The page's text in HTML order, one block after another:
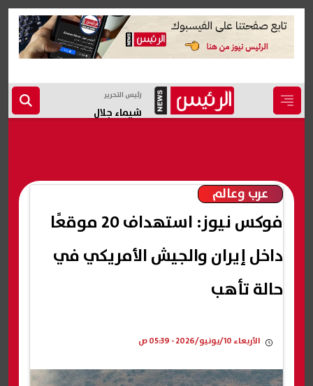
رئيس التحرير
شيماء جلال
عرب وعالم
فوكس نيوز: استهداف 20 موقعًا
داخل إيران والجيش الأمريكي في
حالة تأهب
الأربعاء 10/يونيو/2026 - 05:39 ص